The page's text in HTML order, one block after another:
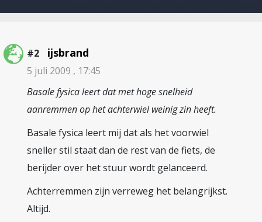
#2 ijsbrand
5 juli 2009 , 17:45
Basale fysica leert dat met hoge snelheid
aanremmen op het achterwiel weinig zin heeft.
Basale fysica leert mij dat als het voorwiel
sneller stil staat dan de rest van de fiets, de
berijder over het stuur wordt gelanceerd.
Achterremmen zijn verreweg het belangrijkst.
Altijd.